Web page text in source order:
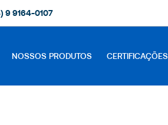
9 9164-0107
NOSSOS PRODUTOS CERTIFICAÇÕES